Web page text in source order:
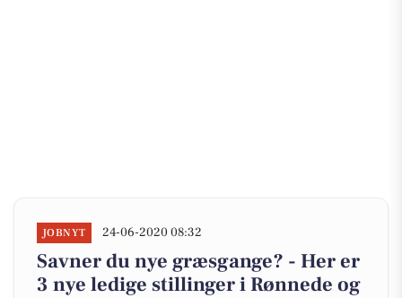
JOBNYT 24-06-2020 08:32
Savner du nye græsgange? - Her er
3 nye ledige stillinger i Rønnede og